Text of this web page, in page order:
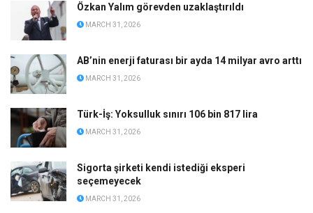
Özkan Yalım görevden uzaklaştırıldı
MARCH 31, 2026
AB’nin enerji faturası bir ayda 14 milyar avro arttı
MARCH 31, 2026
Türk-İş: Yoksulluk sınırı 106 bin 817 lira
MARCH 31, 2026
Sigorta şirketi kendi istediği eksperi
seçemeyecek
MARCH 31, 2026